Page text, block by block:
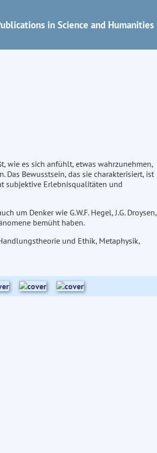
in Science and Humanities
wie es sich anfühlt, etwas wahrzunehmen,
Das Bewusstsein, das sie charakterisiert, ist
subjektive Erlebnisqualitäten und
um Denker wie G.W.F. Hegel, J.G. Droysen,
bemüht haben.
und Ethik, Metaphysik,